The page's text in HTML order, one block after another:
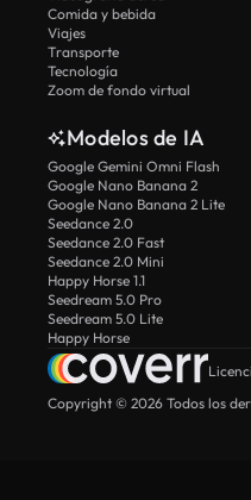
Comida y bebida
Viajes
Transporte
Tecnología
Zoom de fondo virtual
Modelos de IA
Google Gemini Omni Flash
Google Nano Banana 2
Google Nano Banana 2 Lite
Seedance 2.0
Seedance 2.0 Fast
Seedance 2.0 Mini
Happy Horse 1.1
Seedream 5.0 Pro
Seedream 5.0 Lite
Happy Horse
Copyright © 2026 Todos los